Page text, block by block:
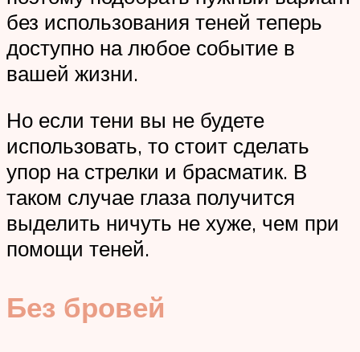
без использования теней теперь
доступно на любое событие в
вашей жизни.
Но если тени вы не будете
использовать, то стоит сделать
упор на стрелки и брасматик. В
таком случае глаза получится
выделить ничуть не хуже, чем при
помощи теней.
Без бровей